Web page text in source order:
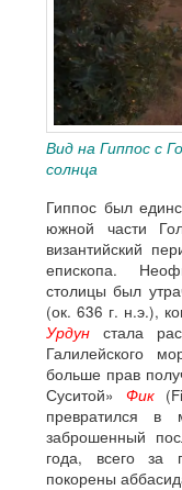
Вид на Гиппос с
солнца
Гиппос был
южной части
византийский
епископа.
столицы был
(ок. 636 г. н.э.),
Урдун стала
Галилейского
больше прав
Суситой» Фик
превратился в
заброшенный
года, всего за
покорены